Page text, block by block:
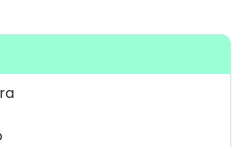
e rilassanti. Abbiamo anche
di cucina tradizionale che vi
Sotto un tendone tipico
i vostri piatti guardando
da fuori per degustare i